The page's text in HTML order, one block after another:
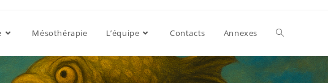
Mésothérapie L’équipe Contacts Annexes